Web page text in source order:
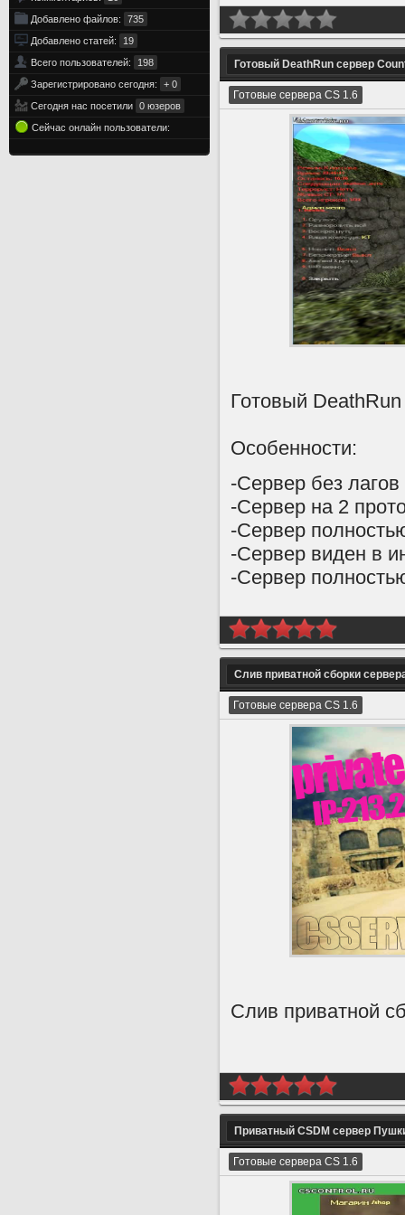
Добавлено файлов:
735
Добавлено статей:
19
Всего пользователей:
198
Зарегистрировано сегодня:
+ 0
Сегодня нас посетили 0 юзеров
Сейчас онлайн пользователи:
Готовый DeathRun сервер
Готовые сервера CS 1.6
Готовый
Особенности:
-Сервер без лагов
-Сервер на 2
-Сервер
-Сервер виден в
-Сервер
Слив приватной сборки
Готовые сервера CS 1.6
Слив приватной
Приватный CSDM сервер
Готовые сервера CS 1.6